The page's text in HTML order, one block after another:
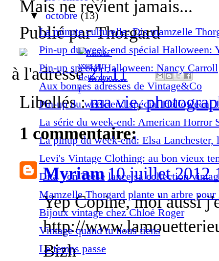
Mais ne revient jamais...
Publié parThorgard
à l'adresse21:11
Libellés :ma vie,
1 commentaire:
Myriam10 juillet 2012
Yep Copine, moi aussi
http://
Bizh
▼ octobre (13)
La minute culturelle: Dis mamzelle
Pin-up du week-end spécial Halloween:
Pin-up spécial Halloween: Nancy Carroll
Aux bonnes adresses de Vintage&Co
Pin-up du week-end spécial Halloween:
La série du week-end: American Horror
La pinup du week-end: Elsa Lanchester,
Levi's Vintage Clothing: au bon vieux
Dita Von Teese lance sa collection
Mamzelle Thorgard plante un arbre pour
Bijoux vintage chez Chloé Roger
Vintage quand tu nous tiens
Le temps passe